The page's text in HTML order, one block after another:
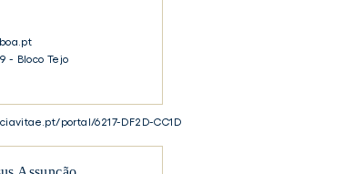
- Bloco Tejo
portal/6217-DF2D-CC1D